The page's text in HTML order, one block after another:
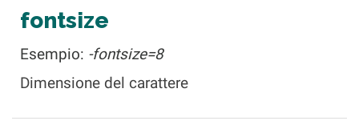
fontsize
Esempio: -fontsize=8
Dimensione del carattere